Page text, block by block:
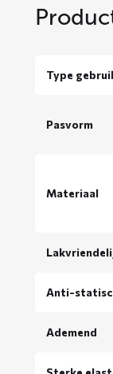
Type
Pasvorm
Materiaal
Anti-
Ademend